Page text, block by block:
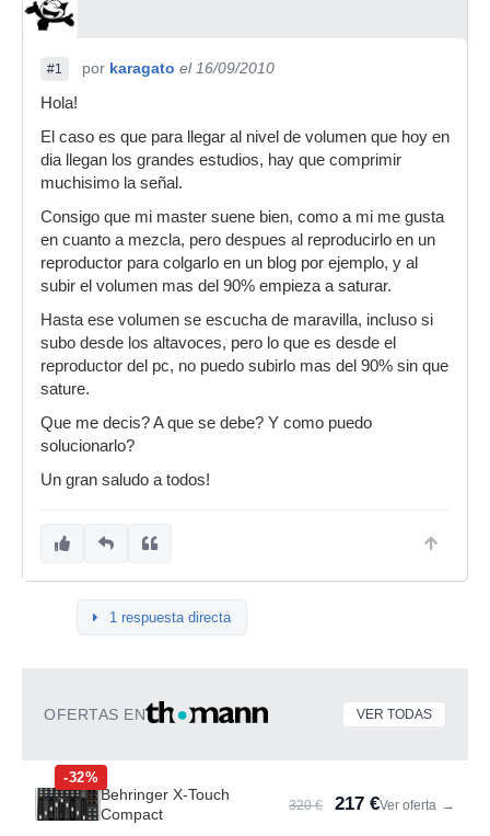
#1 por karagato el 16/09/2010
Hola!
El caso es que para llegar al nivel de volumen que hoy en
dia llegan los grandes estudios, hay que comprimir
muchisimo la señal.
Consigo que mi master suene bien, como a mi me gusta
en cuanto a mezcla, pero despues al reproducirlo en un
reproductor para colgarlo en un blog por ejemplo, y al
subir el volumen mas del 90% empieza a saturar.
Hasta ese volumen se escucha de maravilla, incluso si
subo desde los altavoces, pero lo que es desde el
reproductor del pc, no puedo subirlo mas del 90% sin que
sature.
Que me decis? A que se debe? Y como puedo
solucionarlo?
Un gran saludo a todos!
1 respuesta directa
OFERTAS EN VER TODAS
-32%
Behringer X-Touch
Compact
320 € 217 €Ver oferta →